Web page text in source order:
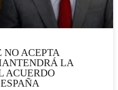
ACEPTA
LA
ACUERDO